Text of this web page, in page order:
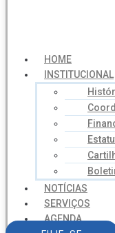
HOME
INSTITUCIONAL
NOTÍCIAS
SERVIÇOS
AGENDA